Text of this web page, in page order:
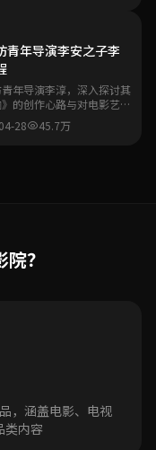
青年导演李安之子李
年导演李淳，深入探讨其
的创作心路与对电影艺术
28 45.7万
？
，涵盖电影、电视
类内容